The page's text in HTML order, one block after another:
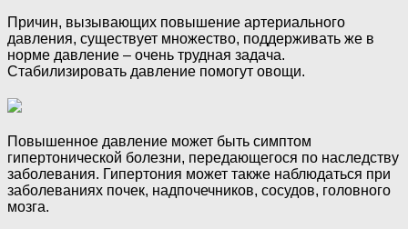
Причин, вызывающих повышение артериального
давления, существует множество, поддерживать же в
норме давление – очень трудная задача.
Стабилизировать давление помогут овощи.
Повышенное давление может быть симптом
гипертонической болезни, передающегося по наследству
заболевания. Гипертония может также наблюдаться при
заболеваниях почек, надпочечников, сосудов, головного
мозга.